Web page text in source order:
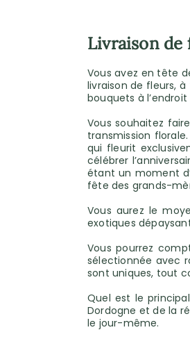
Livraison
Vous avez en tête
livraison de fleurs,
bouquets à
Vous souhaitez
transmission
qui fleurit
célébrer
étant un moment
fête des grands-
Vous aurez le
exotiques
Vous pourrez
sélectionnée avec
sont uniques, tout
Quel est le
Dordogne et de la
le jour-même.